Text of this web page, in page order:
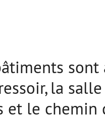
la
et le chemin